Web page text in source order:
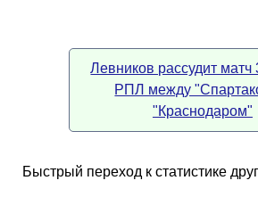
Левников рассудит матч
РПЛ между
"Краснодаром"
Быстрый переход к статистике